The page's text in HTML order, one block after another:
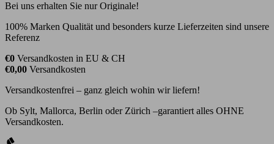
Bei uns erhalten Sie nur Originale!
100% Marken Qualität und besonders kurze Lieferzeiten sind unsere
Referenz
€0 Versandkosten in EU & CH
€0,00 Versandkosten
Versandkostenfrei – ganz gleich wohin wir liefern!
Ob Sylt, Mallorca, Berlin oder Zürich –garantiert alles OHNE
Versandkosten.